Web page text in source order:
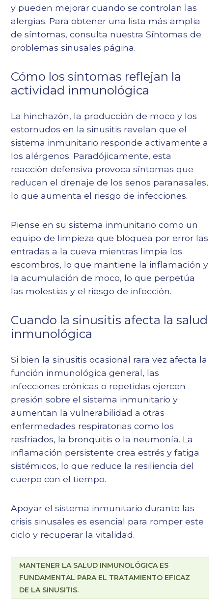
y pueden mejorar cuando se controlan las
alergias. Para obtener una lista más amplia
de síntomas, consulta nuestraSíntomas de
problemas sinusales página.
Cómo los síntomas reflejan la
actividad inmunológica
La hinchazón, la producción de moco y los
estornudos en la sinusitis revelan que el
sistema inmunitario responde activamente a
los alérgenos. Paradójicamente, esta
reacción defensiva provoca síntomas que
reducen el drenaje de los senos paranasales,
lo que aumenta el riesgo de infecciones.
Piense en su sistema inmunitario como un
equipo de limpieza que bloquea por error las
entradas a la cueva mientras limpia los
escombros, lo que mantiene la inflamación y
la acumulación de moco, lo que perpetúa
las molestias y el riesgo de infección.
Cuando la sinusitis afecta la salud
inmunológica
Si bien la sinusitis ocasional rara vez afecta la
función inmunológica general, las
infecciones crónicas o repetidas ejercen
presión sobre el sistema inmunitario y
aumentan la vulnerabilidad a otras
enfermedades respiratorias como los
resfriados, la bronquitis o la neumonía. La
inflamación persistente crea estrés y fatiga
sistémicos, lo que reduce la resiliencia del
cuerpo con el tiempo.
Apoyar el sistema inmunitario durante las
crisis sinusales es esencial para romper este
ciclo y recuperar la vitalidad.
MANTENER LA SALUD INMUNOLÓGICA ES
FUNDAMENTAL PARA EL TRATAMIENTO EFICAZ
DE LA SINUSITIS.